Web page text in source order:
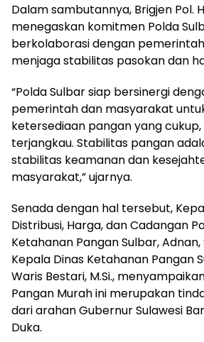
Dalam sambutannya, Brigjen Pol.
menegaskan komitmen Polda
berkolaborasi dengan
menjaga stabilitas pasokan dan
“Polda Sulbar siap bersinergi
pemerintah dan masyarakat
ketersediaan pangan yang
terjangkau. Stabilitas pangan
stabilitas keamanan dan
masyarakat,” ujarnya.
Senada dengan hal tersebut,
Distribusi, Harga, dan Cadangan
Ketahanan Pangan Sulbar, Adnan,
Kepala Dinas Ketahanan Pangan
Waris Bestari, M.Si.,
Pangan Murah ini merupakan
dari arahan Gubernur Sulawesi
Duka.